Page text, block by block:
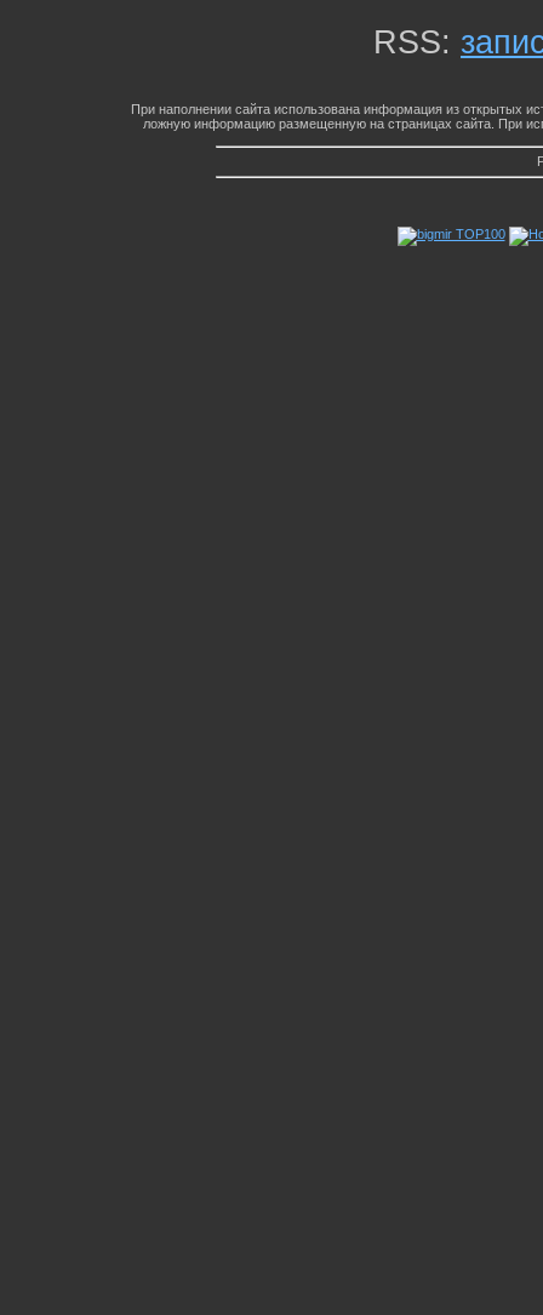
RSS:
При наполнении сайта использована информация из открытых
ложную информацию размещенную на страницах сайта. При